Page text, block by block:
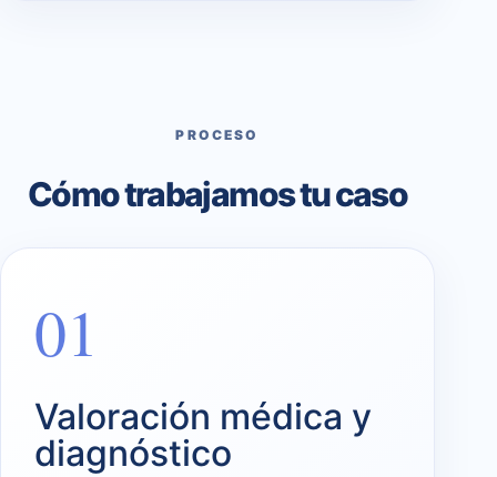
PROCESO
Cómo trabajamos tu caso
01
Valoración médica y
diagnóstico